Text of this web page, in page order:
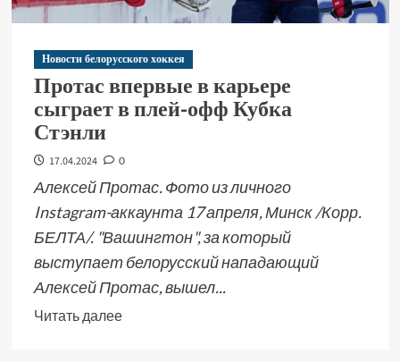
Новости белорусского хоккея
Протас впервые в карьере
сыграет в плей-офф Кубка
Стэнли
17.04.2024 0
Алексей Протас. Фото из личного
Instagram-аккаунта 17 апреля, Минск /Корр.
БЕЛТА/. "Вашингтон", за который
выступает белорусский нападающий
Алексей Протас, вышел...
Читать далее